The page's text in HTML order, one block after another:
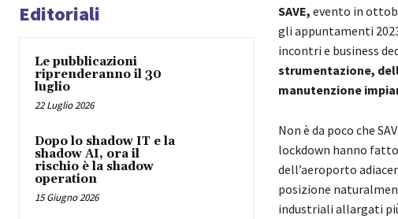
Editoriali
Le pubblicazioni
riprenderanno il 30
luglio
22 Luglio 2026
Dopo lo shadow IT e la
shadow AI, ora il
rischio è la shadow
operation
15 Giugno 2026
SAVE, evento in
gli appuntamenti
incontri e business
strumentazione,
manutenzione
Non è da poco che
lockdown hanno
dell’aeroporto
posizione
industriali allargati